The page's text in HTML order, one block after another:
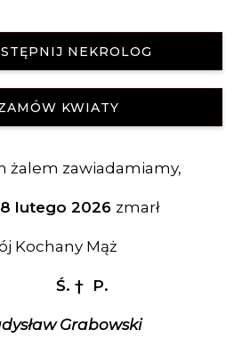
NEKROLOG
KWIATY
żalem zawiadamiamy,
8 lutego 2026 zmarł
Kochany Mąż
†P.
Grabowski